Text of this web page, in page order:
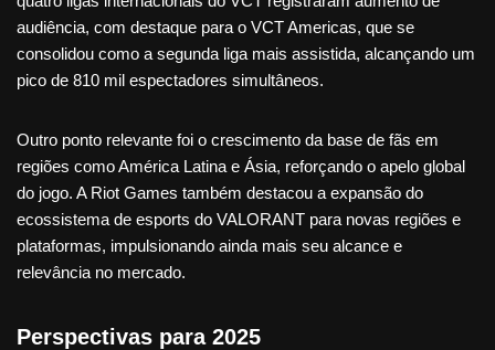
audiência, com destaque para o VCT Americas, que se
consolidou como a segunda liga mais assistida, alcançando um
pico de 810 mil espectadores simultâneos.
Outro ponto relevante foi o crescimento da base de fãs em
regiões como América Latina e Ásia, reforçando o apelo global
do jogo. A Riot Games também destacou a expansão do
ecossistema de esports do VALORANT para novas regiões e
plataformas, impulsionando ainda mais seu alcance e
relevância no mercado.
Perspectivas para 2025